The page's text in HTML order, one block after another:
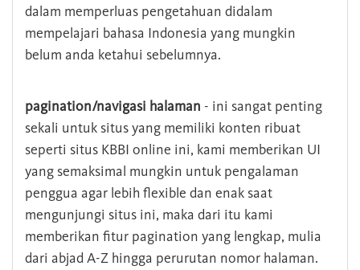
dalam memperluas pengetahuan didalam
mempelajari bahasa Indonesia yang mungkin
belum anda ketahui sebelumnya.
pagination/navigasi halaman - ini sangat penting
sekali untuk situs yang memiliki konten ribuat
seperti situs KBBI online ini, kami memberikan UI
yang semaksimal mungkin untuk pengalaman
penggua agar lebih flexible dan enak saat
mengunjungi situs ini, maka dari itu kami
memberikan fitur pagination yang lengkap, mulia
dari abjad A-Z hingga perurutan nomor halaman.